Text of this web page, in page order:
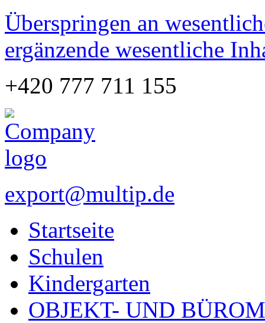
Überspringen an
ergänzende wesentliche
+420 777 711 155
export@multip.de
Startseite
Schulen
Kindergarten
OBJEKT- UND